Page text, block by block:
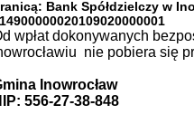
Bank Spółdzielczy w
wpłat dokonywanych
nie pobiera się
Inowrocław
556-27-38-848